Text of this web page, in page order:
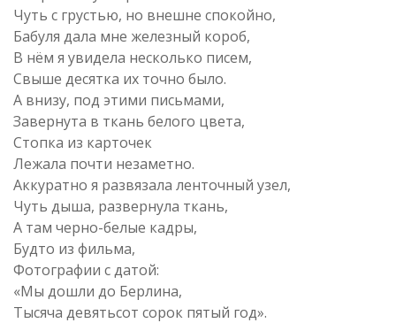
Чуть с грустью, но внешне спокойно,
Бабуля дала мне железный короб,
В нём я увидела несколько писем,
Свыше десятка их точно было.
А внизу, под этими письмами,
Завернута в ткань белого цвета,
Стопка из карточек
Лежала почти незаметно.
Аккуратно я развязала ленточный узел,
Чуть дыша, развернула ткань,
А там черно-белые кадры,
Будто из фильма,
Фотографии с датой:
«Мы дошли до Берлина,
Тысяча девятьсот сорок пятый год».